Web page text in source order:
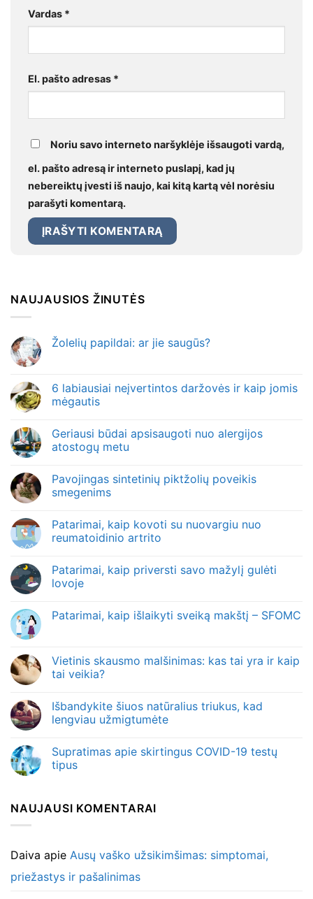
Vardas *
El. pašto adresas *
Noriu savo interneto naršyklėje išsaugoti vardą,
el. pašto adresą ir interneto puslapį, kad jų
nebereiktų įvesti iš naujo, kai kitą kartą vėl norėsiu
parašyti komentarą.
NAUJAUSIOS ŽINUTĖS
Žolelių papildai: ar jie saugūs?
6 labiausiai neįvertintos daržovės ir kaip jomis
mėgautis
Geriausi būdai apsisaugoti nuo alergijos
atostogų metu
Pavojingas sintetinių piktžolių poveikis
smegenims
Patarimai, kaip kovoti su nuovargiu nuo
reumatoidinio artrito
Patarimai, kaip priversti savo mažylį gulėti
lovoje
Patarimai, kaip išlaikyti sveiką makštį – SFOMC
Vietinis skausmo malšinimas: kas tai yra ir kaip
tai veikia?
Išbandykite šiuos natūralius triukus, kad
lengviau užmigtumėte
Supratimas apie skirtingus COVID-19 testų
tipus
NAUJAUSI KOMENTARAI
Daiva apie Ausų vaško užsikimšimas: simptomai,
priežastys ir pašalinimas